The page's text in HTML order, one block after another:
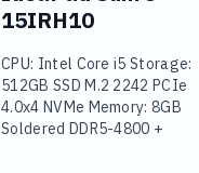
15IRH10
CPU: Intel Core i5 Storage:
512GB SSD M.2 2242 PCIe
4.0x4 NVMe Memory: 8GB
Soldered DDR5-4800 +